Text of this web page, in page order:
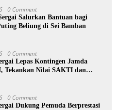
0 Comment
Salurkan Bantuan bagi
Beliung di Sei Bamban
0 Comment
Lepas Kontingen Jamda
Tekankan Nilai SAKTI dan
0 Comment
Dukung Pemuda Berprestasi